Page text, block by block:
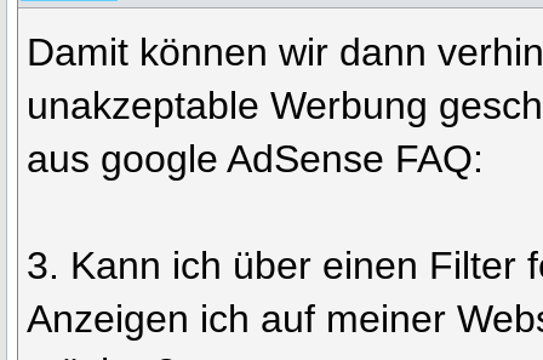
Damit können wir dann
unakzeptable Werbung
aus google AdSense FAQ:
3. Kann ich über einen Filter
Anzeigen ich auf meiner